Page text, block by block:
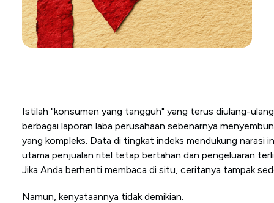
Istilah "konsumen yang tangguh" yang terus diulang-
berbagai laporan laba perusahaan sebenarnya
yang kompleks. Data di tingkat indeks mendukung narasi
utama penjualan ritel tetap bertahan dan pengeluaran
Jika Anda berhenti membaca di situ, ceritanya tampak
Namun, kenyataannya tidak demikian.